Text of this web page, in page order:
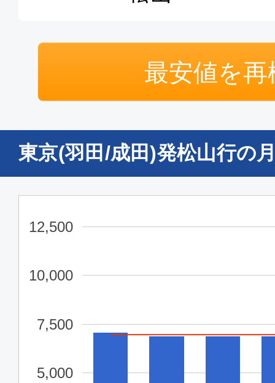
18:00
エコノミー
東京(羽田)
松山
JAL435
普通席
東京(羽田)
12:10
松山
JAL437
普通席
15:30
最安値を再
東京(羽田/成田)発松山行の
5,000
7,500
10,000
12,500